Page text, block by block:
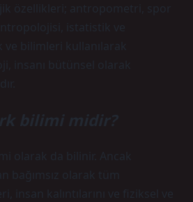
özellikleri; antropometri, spor
istatistik ve
bilimleri kullanılarak
insanı bütünsel olarak
bilimi midir?
olarak da bilinir. Ancak
bağımsız olarak tüm
insan kalıntılarını ve fiziksel ve